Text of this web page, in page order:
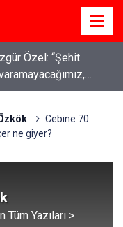
Özel: “Şehit
içinde olmayız”
Cebine 70
ne giyer?
Tüm Yazıları >